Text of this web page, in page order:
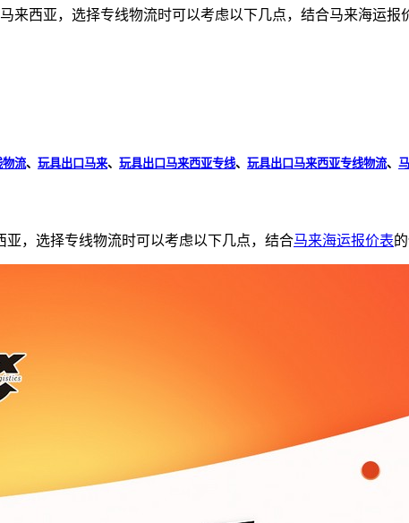
来西亚，选择专线物流时可以考虑以下几点，结合马来海运报
物流、 玩具出口马来、 玩具出口马来西亚专线、 玩具出口马来西亚专线物流、
，选择专线物流时可以考虑以下几点，结合马来海运报价表